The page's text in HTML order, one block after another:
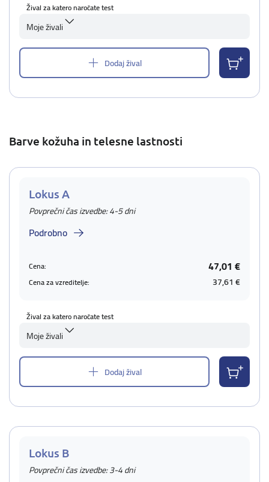
Žival za katero naročate test
Moje živali
Dodaj žival
Barve kožuha in telesne lastnosti
Lokus A
Povprečni čas izvedbe: 4-5 dni
Podrobno
Cena: 47,01 €
Cena za vzreditelje: 37,61 €
Žival za katero naročate test
Moje živali
Dodaj žival
Lokus B
Povprečni čas izvedbe: 3-4 dni